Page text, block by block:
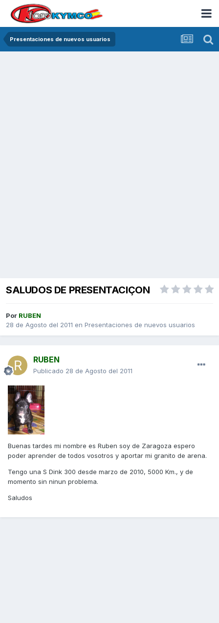
Presentaciones de nuevos usuarios
SALUDOS DE PRESENTACIÇON
Por RUBEN
28 de Agosto del 2011 en Presentaciones de nuevos usuarios
RUBEN
Publicado 28 de Agosto del 2011
Buenas tardes mi nombre es Ruben soy de Zaragoza espero
poder aprender de todos vosotros y aportar mi granito de arena.
Tengo una S Dink 300 desde marzo de 2010, 5000 Km., y de
momento sin ninun problema.
Saludos